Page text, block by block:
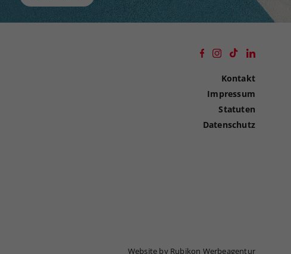
Kontakt
Impressum
Statuten
Datenschutz
Website by Rubikon Werbeagentur